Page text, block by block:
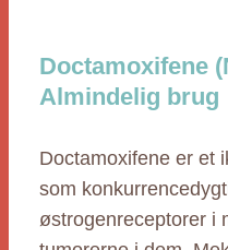
Doctamoxifene
Almindelig brug
Doctamoxifene er et
som
østrogenreceptorer i